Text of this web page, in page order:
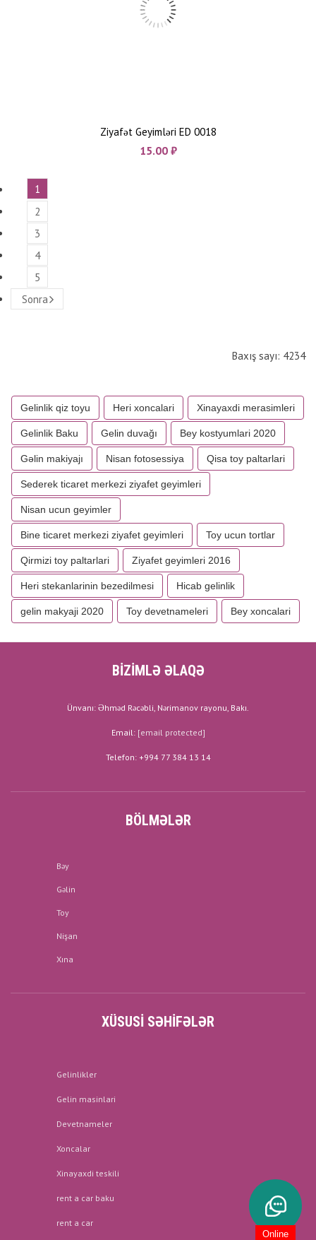
Ziyafət Geyimləri ED 0018
15.00 ₼
1
2
3
4
5
Sonra
Baxış sayı: 4234
Gelinlik qiz toyu Heri xoncalari Xinayaxdi merasimleri
Gelinlik Baku Gelin duvağı Bey kostyumlari 2020
Gəlin makiyajı Nisan fotosessiya Qisa toy paltarlari
Sederek ticaret merkezi ziyafet geyimleri
Nisan ucun geyimler
Bine ticaret merkezi ziyafet geyimleri Toy ucun tortlar
Qirmizi toy paltarlari Ziyafet geyimleri 2016
Heri stekanlarinin bezedilmesi Hicab gelinlik
gelin makyaji 2020 Toy devetnameleri Bey xoncalari
BİZİMLƏ ƏLAQƏ
Ünvanı: Əhməd Rəcəbli, Nərimanov rayonu, Bakı.
Email: [email protected]
Telefon: +994 77 384 13 14
BÖLMƏLƏR
Bəy
Gəlin
Toy
Nişan
Xına
XÜSUSI SƏHIFƏLƏR
Gelinlikler
Gelin masinlari
Devetnameler
Xoncalar
Xinayaxdi teskili
rent a car baku
rent a car